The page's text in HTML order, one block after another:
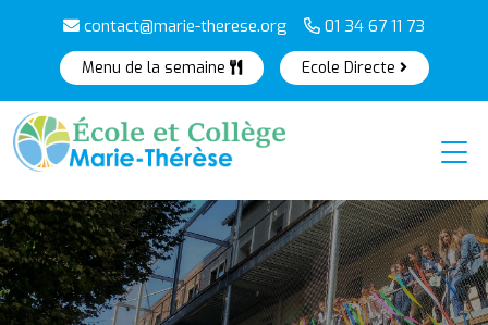
contact@marie-therese.org 01 34 67 11 73
Menu de la semaine Ecole Directe